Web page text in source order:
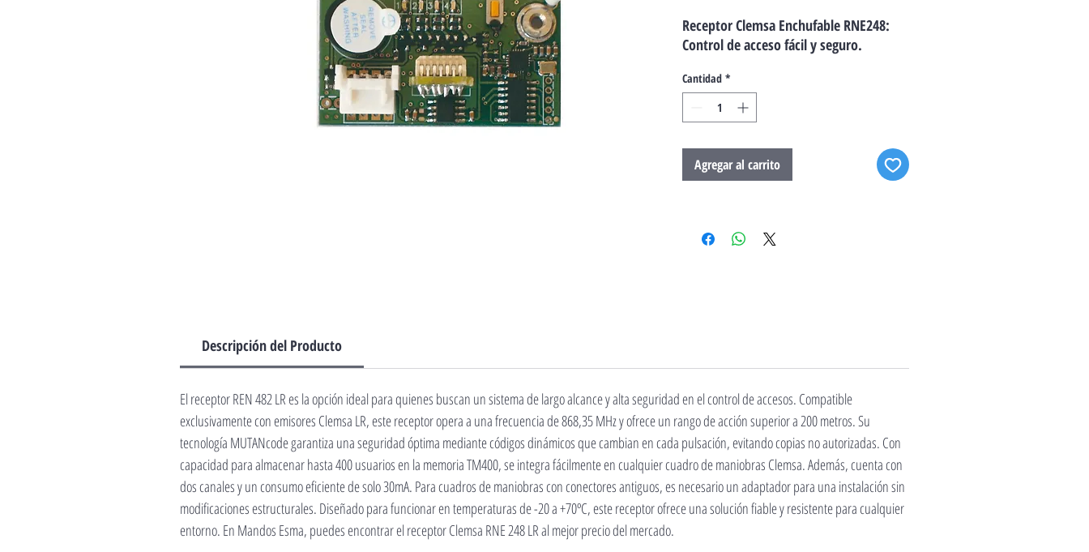
Receptor Clemsa Enchufable RNE248:
Control de acceso fácil y seguro.
Cantidad *
Agregar al carrito
Descripción del Producto
El receptor REN 482 LR es la opción ideal para quienes buscan un sistema de largo alcance y alta seguridad en el control de accesos. Compatible
exclusivamente con emisores Clemsa LR, este receptor opera a una frecuencia de 868,35 MHz y ofrece un rango de acción superior a 200 metros. Su
tecnología MUTANcode garantiza una seguridad óptima mediante códigos dinámicos que cambian en cada pulsación, evitando copias no autorizadas. Con
capacidad para almacenar hasta 400 usuarios en la memoria TM400, se integra fácilmente en cualquier cuadro de maniobras Clemsa. Además, cuenta con
dos canales y un consumo eficiente de solo 30mA. Para cuadros de maniobras con conectores antiguos, es necesario un adaptador para una instalación sin
modificaciones estructurales. Diseñado para funcionar en temperaturas de -20 a +70ºC, este receptor ofrece una solución fiable y resistente para cualquier
entorno. En Mandos Esma, puedes encontrar el receptor Clemsa RNE 248 LR al mejor precio del mercado.